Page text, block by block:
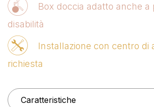
Box doccia adatto anche a
disabilità
Installazione con centro di
richiesta
Caratteristiche